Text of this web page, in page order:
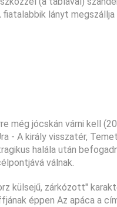
lányt
még jócskán várni kell
- A király visszatér,
halála után
válnak.
külsejű, zárkózott"
éppen Az apáca a